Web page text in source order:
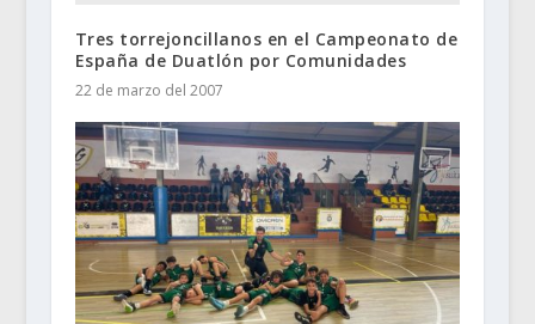
Tres torrejoncillanos en el Campeonato de
España de Duatlón por Comunidades
22 de marzo del 2007